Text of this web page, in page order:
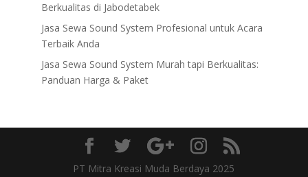
Berkualitas di Jabodetabek
Jasa Sewa Sound System Profesional untuk Acara
Terbaik Anda
Jasa Sewa Sound System Murah tapi Berkualitas:
Panduan Harga & Paket
PT Mitra Kreasi Muda Berdaya 2025